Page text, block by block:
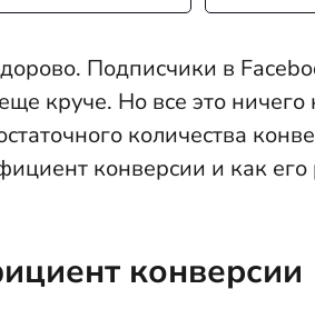
Подписчики в
круче. Но все это ничего
количества
конверсии и как его
конверсии